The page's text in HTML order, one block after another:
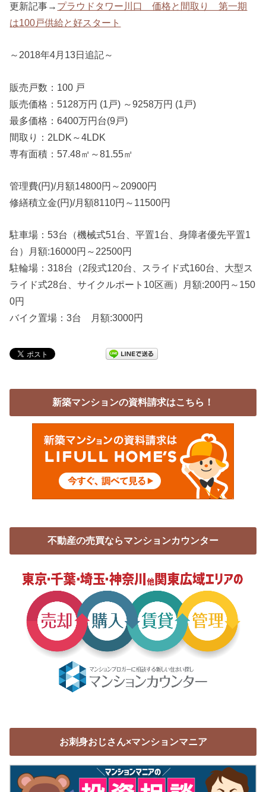
更新記事→ プラウドタワー川口 価格と間取り 第一期
は100戸供給と好スタート
～2018年4月13日追記～
販売戸数：100 戸
販売価格：5128万円 (1戸) ～9258万円 (1戸)
最多価格：6400万円台(9戸)
間取り：2LDK～4LDK
専有面積：57.48㎡～81.55㎡
管理費(円)/月額14800円～20900円
修繕積立金(円)/月額8110円～11500円
駐車場：53台（機械式51台、平置1台、身障者優先平置1
台）月額:16000円～22500円
駐輪場：318台（2段式120台、スライド式160台、大型ス
ライド式28台、サイクルポート10区画）月額:200円～150
0円
バイク置場：3台 月額:3000円
新築マンションの資料請求はこちら！
不動産の売買ならマンションカウンター
お刺身おじさん×マンションマニア